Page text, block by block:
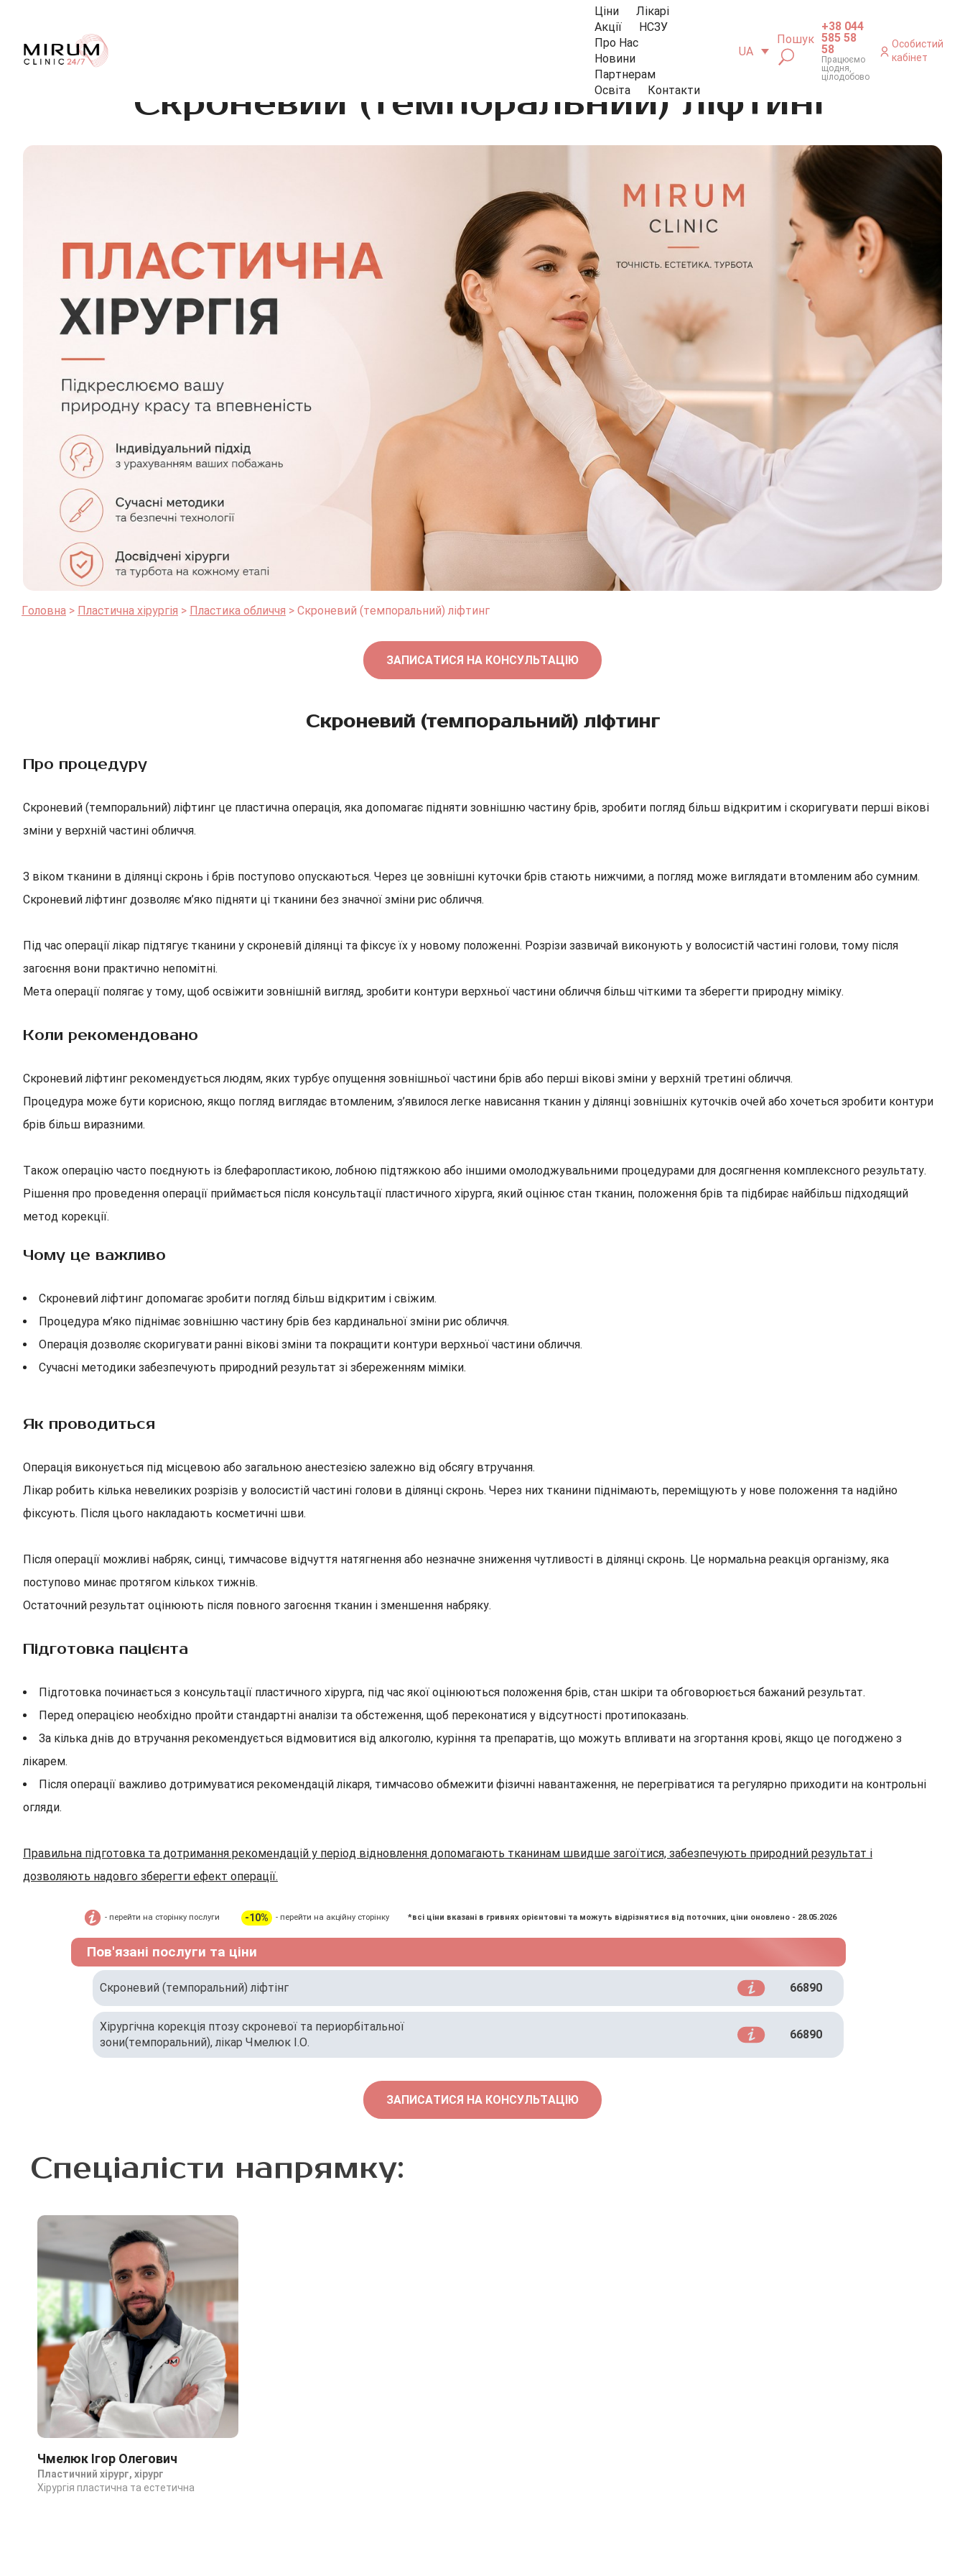
Ціни
Лікарі
Акції
НСЗУ
Про Нас
Новини
Партнерам
Освіта
Контакти
UA
Пошук
+38 044
585 58
58
Працюємо
щодня,
цілодобово
Особистий
кабінет
Скроневий (темпоральний) ліфтинг
Головна Пластична хірургія Пластика обличчя Скроневий (темпоральний) ліфтинг
ЗАПИСАТИСЯ НА КОНСУЛЬТАЦІЮ
Скроневий (темпоральний) ліфтинг
Про процедуру
Скроневий (темпоральний) ліфтинг це пластична операція, яка допомагає підняти зовнішню частину брів, зробити погляд більш відкритим і скоригувати перші вікові
зміни у верхній частині обличчя.
З віком тканини в ділянці скронь і брів поступово опускаються. Через це зовнішні куточки брів стають нижчими, а погляд може виглядати втомленим або сумним.
Скроневий ліфтинг дозволяє м’яко підняти ці тканини без значної зміни рис обличчя.
Під час операції лікар підтягує тканини у скроневій ділянці та фіксує їх у новому положенні. Розрізи зазвичай виконують у волосистій частині голови, тому після
загоєння вони практично непомітні.
Мета операції полягає у тому, щоб освіжити зовнішній вигляд, зробити контури верхньої частини обличчя більш чіткими та зберегти природну міміку.
Коли рекомендовано
Скроневий ліфтинг рекомендується людям, яких турбує опущення зовнішньої частини брів або перші вікові зміни у верхній третині обличчя.
Процедура може бути корисною, якщо погляд виглядає втомленим, з’явилося легке нависання тканин у ділянці зовнішніх куточків очей або хочеться зробити контури
брів більш виразними.
Також операцію часто поєднують із блефаропластикою, лобною підтяжкою або іншими омолоджувальними процедурами для досягнення комплексного результату.
Рішення про проведення операції приймається після консультації пластичного хірурга, який оцінює стан тканин, положення брів та підбирає найбільш підходящий
метод корекції.
Чому це важливо
Скроневий ліфтинг допомагає зробити погляд більш відкритим і свіжим.
Процедура м’яко піднімає зовнішню частину брів без кардинальної зміни рис обличчя.
Операція дозволяє скоригувати ранні вікові зміни та покращити контури верхньої частини обличчя.
Сучасні методики забезпечують природний результат зі збереженням міміки.
Як проводиться
Операція виконується під місцевою або загальною анестезією залежно від обсягу втручання.
Лікар робить кілька невеликих розрізів у волосистій частині голови в ділянці скронь. Через них тканини піднімають, переміщують у нове положення та надійно
фіксують. Після цього накладають косметичні шви.
Після операції можливі набряк, синці, тимчасове відчуття натягнення або незначне зниження чутливості в ділянці скронь. Це нормальна реакція організму, яка
поступово минає протягом кількох тижнів.
Остаточний результат оцінюють після повного загоєння тканин і зменшення набряку.
Підготовка пацієнта
Підготовка починається з консультації пластичного хірурга, під час якої оцінюються положення брів, стан шкіри та обговорюється бажаний результат.
Перед операцією необхідно пройти стандартні аналізи та обстеження, щоб переконатися у відсутності протипоказань.
За кілька днів до втручання рекомендується відмовитися від алкоголю, куріння та препаратів, що можуть впливати на згортання крові, якщо це погоджено з
лікарем.
Після операції важливо дотримуватися рекомендацій лікаря, тимчасово обмежити фізичні навантаження, не перегріватися та регулярно приходити на контрольні
огляди.
Правильна підготовка та дотримання рекомендацій у період відновлення допомагають тканинам швидше загоїтися, забезпечують природний результат і
дозволяють надовго зберегти ефект операції.
- перейти на сторінку послуги -10% - перейти на акційну сторінку *всі ціни вказані в гривнях орієнтовні та можуть відрізнятися від поточних, ціни оновлено - 28.05.2026
Пов'язані послуги та ціни
Скроневий (темпоральний) ліфтінг 66890
Хірургічна корекція птозу скроневої та периорбітальної
зони(темпоральний), лікар Чмелюк І.О.
66890
ЗАПИСАТИСЯ НА КОНСУЛЬТАЦІЮ
Спеціалісти напрямку:
Чмелюк Ігор Олегович
Пластичний хірург, хірург
Хірургія пластична та естетична